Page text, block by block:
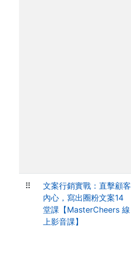
⠿
文案行銷實戰：直擊顧客
內心，寫出圈粉文案14
堂課【MasterCheers 線
上影音課】